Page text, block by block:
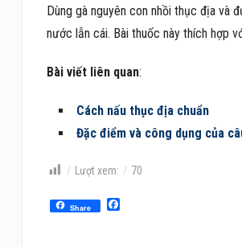
Dùng gà nguyên con nhồi thục địa và
nước lẫn cái. Bài thuốc này thích hợp
Bài viết liên quan:
Cách nấu thục địa chuẩn
Đặc điểm và công dụng của
Lượt xem: 70
Share Facebook